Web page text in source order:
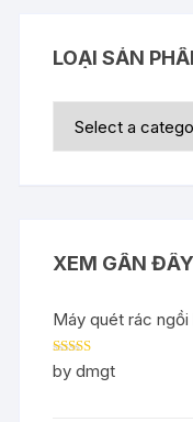
LOẠI SẢN
XEM GẦN ĐÂY
Máy quét rác ngồi
Rated5out
of 5
by dmgt